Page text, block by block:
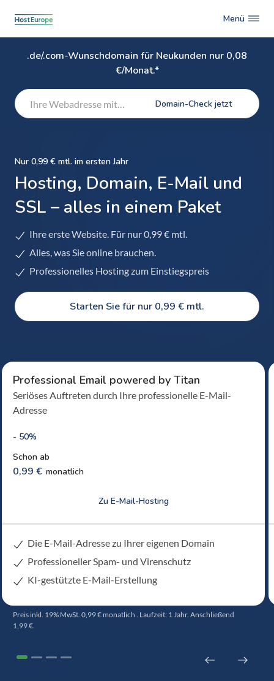
Menü
.de/.com-Wunschdomain für Neukunden nur 0,08
€/Monat.*
Domain-Check jetzt
Nur 0,99 € mtl. im ersten Jahr
Hosting, Domain, E-Mail und
SSL – alles in einem Paket
Ihre erste Website. Für nur 0,99 € mtl.
Alles, was Sie online brauchen.
Professionelles Hosting zum Einstiegspreis
Starten Sie für nur 0,99 € mtl.
Professional Email powered by Titan
Seriöses Auftreten durch Ihre professionelle E-Mail-
Adresse
- 50%
Schon ab
0,99 € monatlich
Zu E-Mail-Hosting
Die E-Mail-Adresse zu Ihrer eigenen Domain
Professioneller Spam- und Virenschutz
KI-gestützte E-Mail-Erstellung
Preis inkl. 19% MwSt. 0,99 € monatlich . Laufzeit: 1 Jahr. Anschließend
1,99 €.